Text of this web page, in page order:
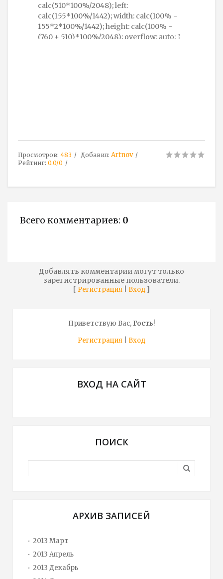
calc(510*100%/2048); left:
calc(155*100%/1442); width: calc(100% -
155*2*100%/1442); height: calc(100% -
(760 + 510)*100%/2048); overflow: auto; }
Просмотров: 483 Добавил: Artnov
Рейтинг: 0.0/0
Всего комментариев: 0
Добавлять комментарии могут только
зарегистрированные пользователи.
[ Регистрация Вход ]
Приветствую Вас,Гость!
Регистрация
Вход
ВХОД НА САЙТ
ПОИСК
АРХИВ ЗАПИСЕЙ
2013 Март
2013 Апрель
2013 Декабрь